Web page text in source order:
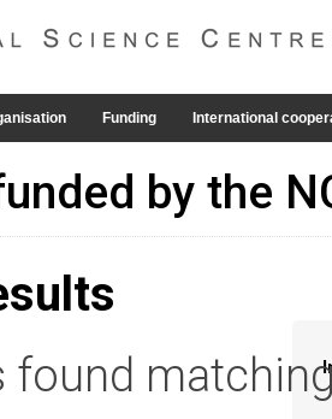
Funding International
by the
found